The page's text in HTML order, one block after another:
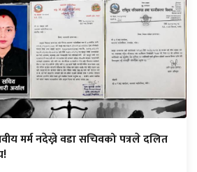
मर्म नदेख्ने वडा सचिवको पत्रले दलित